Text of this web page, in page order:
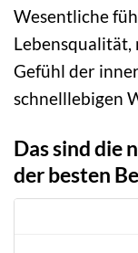
Wesentliche
Gefühl der
schnelllebigen
Das sind die
der besten